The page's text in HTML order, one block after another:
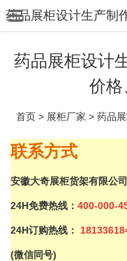
药品展柜设计
价格
首页 > 展柜厂家 > 药品
联系方式
安徽大奇展柜货架有限公司
24H免费热线： 400-000-
24H订购热线：
(微信同号)
药品展柜设计生产制